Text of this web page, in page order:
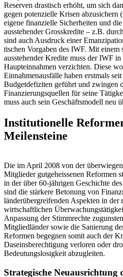
Reserven drastisch erhöht, um sich
gegen potenzielle Krisen abzusichern
eigene finanzielle Sicherheiten und
ausstehender Grosskredite – z.B.
sind auch Ausdruck einer
tischen Vorgaben des IWF. Mit einem
ausstehender Kredite muss der IWF
Haupteinnahmen verzichten. Diese
Einnahmenausfälle haben erstmals
Budgetdefiziten geführt und zwingen
Finanzierungsquellen für seine
muss auch sein Geschäftsmodell neu
Institutionelle
Meilensteine
Die im April 2008 von der
Mitglieder gutgeheissenen Reformen
in der über 60-jährigen Geschichte
sind die stärkere Betonung von
länderübergreifenden Aspekten in der
wirtschaftlichen
Anpassung der Stimmrechte
Mitgliedländer sowie die Sanierung
Reformen begegnen somit auch der
Daseinsberechtigung verloren oder
Bedeutungslosigkeit abzugleiten.
Strategische Neuausrichtung